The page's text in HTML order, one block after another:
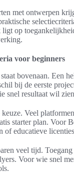
met ontwerpen
op
voor beginners
bovenaan. Een
bij de eerste
snel resultaat wil
Veel
starter plan. Voor
of educatieve
veel tijd.
Voor wie snel